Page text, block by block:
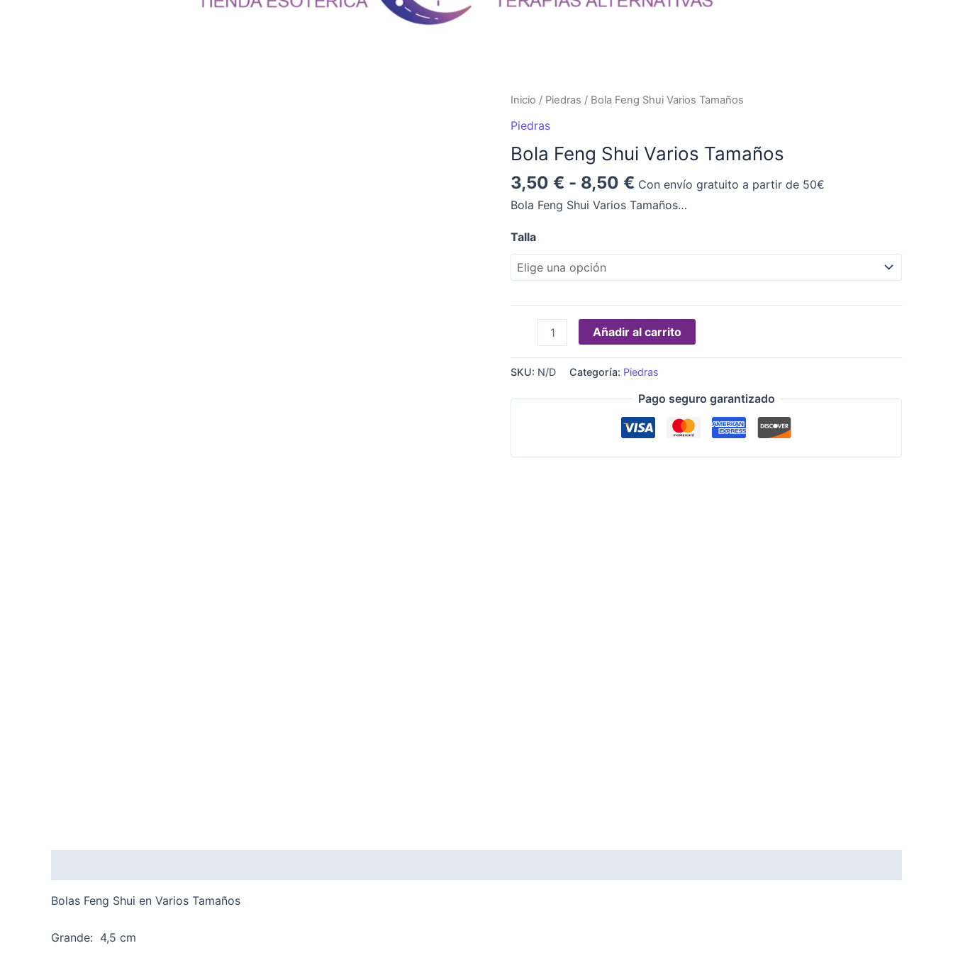
Inicio / Piedras / Bola Feng Shui Varios Tamaños
Piedras
Bola Feng Shui Varios Tamaños
3,50 € - 8,50 €
Rango
desde
hasta
8,50 €
Con envío gratuito a partir de 50€
Bola Feng Shui Varios Tamaños…
Talla
Bola
Feng
Varios
Tamaños
cantidad
Añadir al carrito
SKU: N/D Categoría: Piedras
Pago seguro garantizado
Bolas Feng Shui en Varios Tamaños
Grande: 4,5 cm